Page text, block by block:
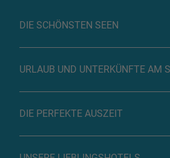
DIE SCHÖNSTEN SEEN
URLAUB UND UNTERKÜNFTE AM
DIE PERFEKTE AUSZEIT